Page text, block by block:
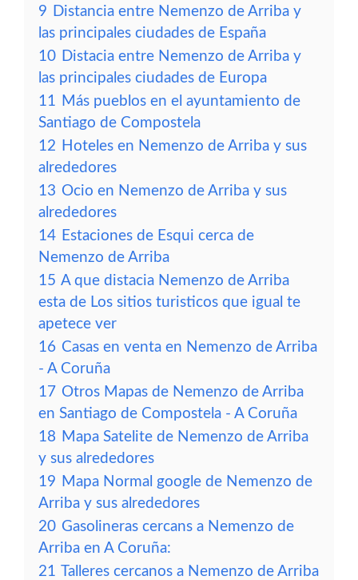
9 Distancia entre Nemenzo de Arriba y
las principales ciudades de España
10 Distacia entre Nemenzo de Arriba y
las principales ciudades de Europa
11 Más pueblos en el ayuntamiento de
Santiago de Compostela
12 Hoteles en Nemenzo de Arriba y sus
alrededores
13 Ocio en Nemenzo de Arriba y sus
alrededores
14 Estaciones de Esqui cerca de
Nemenzo de Arriba
15 A que distacia Nemenzo de Arriba
esta de Los sitios turisticos que igual te
apetece ver
16 Casas en venta en Nemenzo de Arriba
- A Coruña
17 Otros Mapas de Nemenzo de Arriba
en Santiago de Compostela - A Coruña
18 Mapa Satelite de Nemenzo de Arriba
y sus alrededores
19 Mapa Normal google de Nemenzo de
Arriba y sus alrededores
20 Gasolineras cercans a Nemenzo de
Arriba en A Coruña:
21 Talleres cercanos a Nemenzo de Arriba